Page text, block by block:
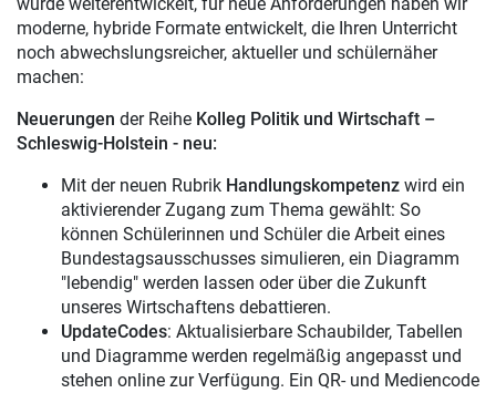
wurde weiterentwickelt, für neue Anforderungen haben wir
moderne, hybride Formate entwickelt, die Ihren Unterricht
noch abwechslungsreicher, aktueller und schülernäher
machen:
Neuerungen der Reihe Kolleg Politik und Wirtschaft –
Schleswig-Holstein - neu:
Mit der neuen Rubrik Handlungskompetenz wird ein
aktivierender Zugang zum Thema gewählt: So
können Schülerinnen und Schüler die Arbeit eines
Bundestagsausschusses simulieren, ein Diagramm
"lebendig" werden lassen oder über die Zukunft
unseres Wirtschaftens debattieren.
UpdateCodes: Aktualisierbare Schaubilder, Tabellen
und Diagramme werden regelmäßig angepasst und
stehen online zur Verfügung. Ein QR- und Mediencode